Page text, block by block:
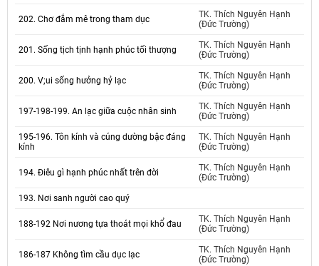
202. Chơ đắm mê trong tham dục
TK. Thích Nguyên Hạnh
(Đức Trường)
201. Sống tịch tịnh hạnh phúc tối thượng
TK. Thích Nguyên Hạnh
(Đức Trường)
200. V;ui sống hưởng hỷ lạc
TK. Thích Nguyên Hạnh
(Đức Trường)
197-198-199. An lạc giữa cuộc nhân sinh
TK. Thích Nguyên Hạnh
(Đức Trường)
195-196. Tôn kính và cúng dường bậc đáng
kính
TK. Thích Nguyên Hạnh
(Đức Trường)
194. Điêu gì hạnh phúc nhất trên đời
TK. Thích Nguyên Hạnh
(Đức Trường)
193. Nơi sanh người cao quý
188-192 Nơi nương tựa thoát mọi khổ đau
TK. Thích Nguyên Hạnh
(Đức Trường)
186-187 Không tìm cầu dục lạc
TK. Thích Nguyên Hạnh
(Đức Trường)